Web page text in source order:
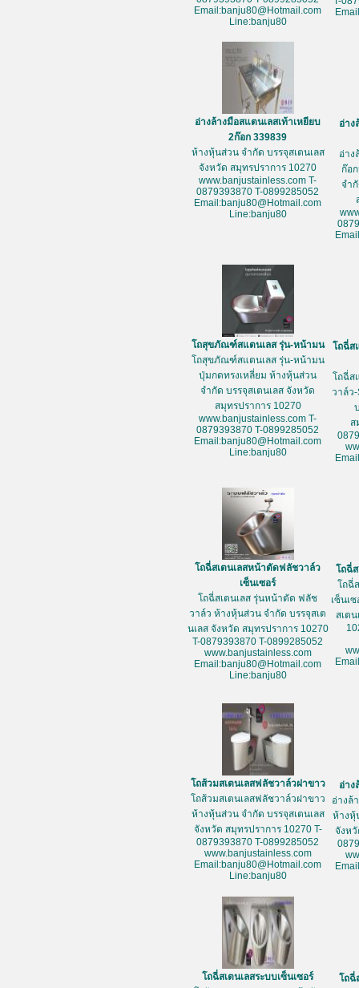
Email:banju80@Hotmail.com
Line:banju80
อ่างล้างมือสแตนเลสเท้าเหยียบ
2ก๊อก 339839
ห้างหุ้นส่วน จำกัด บรรจุสเตนเลส
จังหวัด สมุทรปราการ 10270
www.banjustainless.com T-
0879393870 T-0899285052
Email:banju80@Hotmail.com
Line:banju80
อ่าง
อ่าง
ก๊อ
จำ
โถสุขภัณฑ์สแตนเลส รุ่น-หน้ามน
โถสุขภัณฑ์สแตนเลส รุ่น-หน้ามน
ปุ่มกดทรงเหลี่ยม ห้างหุ้นส่วน
จำกัด บรรจุสเตนเลส จังหวัด
สมุทรปราการ 10270
www.banjustainless.com T-
0879393870 T-0899285052
Email:banju80@Hotmail.com
Line:banju80
โถฉี่ส
โถฉี่ส
วาล์ว
ส
โถฉี่สเตนเลสหน้าตัดฟลัชวาล์ว
เซ็นเซอร์
โถฉี่สเตนเลส รุ่นหน้าตัด ฟลัช
วาล์ว ห้างหุ้นส่วน จำกัด บรรจุสเต
นเลส จังหวัด สมุทรปราการ 10270
T-0879393870 T-0899285052
www.banjustainless.com
Email:banju80@Hotmail.com
Line:banju80
โถฉี่
โถฉี่
เซ็นเ
สเต
โถส้วมสเตนเลสฟลัชวาล์วฝาขาว
โถส้วมสเตนเลสฟลัชวาล์วฝาขาว
ห้างหุ้นส่วน จำกัด บรรจุสเตนเลส
จังหวัด สมุทรปราการ 10270 T-
0879393870 T-0899285052
www.banjustainless.com
Email:banju80@Hotmail.com
Line:banju80
อ่าง
อ่างล้
ห้างหุ้
จังห
โถฉี่สเตนเลสระบบเซ็นเซอร์
โถฉี่